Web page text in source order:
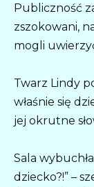
Publiczność
zszokowani,
mogli
Twarz Lindy
właśnie się
jej okrutne
Sala
dziecko?!” –